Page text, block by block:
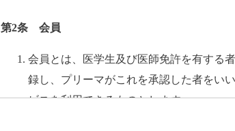
第2条 会員
会員とは、医学生及び医師免許を有する
録し、プリーマがこれを承認した者をい
ビスを利用できるものとします。